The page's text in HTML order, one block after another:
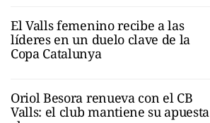
El Valls femenino recibe a las
líderes en un duelo clave de la
Copa Catalunya
Oriol Besora renueva con el CB
Valls: el club mantiene su apuesta